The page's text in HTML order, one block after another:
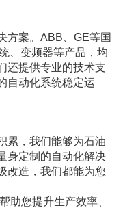
方案。ABB、GE等国
、变频器等产品，均
还提供专业的技术支
自动化系统稳定运
累，我们能够为石油
身定制的自动化解决
改造，我们都能为您
助您提升生产效率、